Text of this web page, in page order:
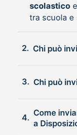
scolasticoe
tra scuola e
2.
3. Chi può
4.
Come
a